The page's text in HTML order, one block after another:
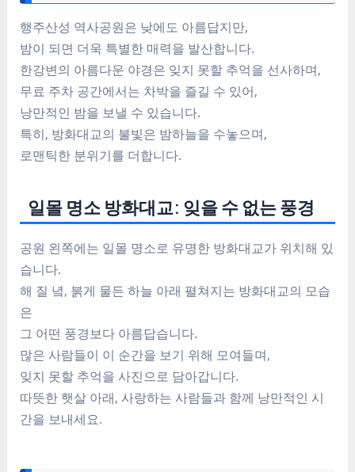
행주산성 역사공원은 낮에도 아름답지만,
밤이 되면 더욱 특별한 매력을 발산합니다.
한강변의 아름다운 야경은 잊지 못할 추억을 선사하며,
무료 주차 공간에서는 차박을 즐길 수 있어,
낭만적인 밤을 보낼 수 있습니다.
특히, 방화대교의 불빛은 밤하늘을 수놓으며,
로맨틱한 분위기를 더합니다.
일몰 명소 방화대교: 잊을 수 없는 풍경
공원 왼쪽에는 일몰 명소로 유명한 방화대교가 위치해 있
습니다.
해 질 녘, 붉게 물든 하늘 아래 펼쳐지는 방화대교의 모습
은
그 어떤 풍경보다 아름답습니다.
많은 사람들이 이 순간을 보기 위해 모여들며,
잊지 못할 추억을 사진으로 담아갑니다.
따뜻한 햇살 아래, 사랑하는 사람들과 함께 낭만적인 시
간을 보내세요.